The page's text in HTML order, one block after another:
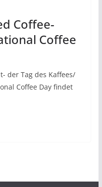
Coffee-
Coffee
der Tag des Kaffees/
Coffee Day findet